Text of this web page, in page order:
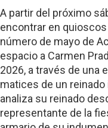
A partir del próximo
encontrar en
número de mayo de
espacio a Carmen
2026, a través de una
matices de un reinado
analiza su reinado
representante de la